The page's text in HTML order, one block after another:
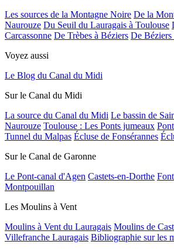
Les sources de la Montagne Noire De la
Naurouze Du Seuil du Lauragais à Toulouse
Carcassonne De Trèbes à Béziers De Béziers
Voyez aussi
Le Blog du Canal du Midi
Sur le Canal du Midi
La source du Canal du Midi Le bassin de
Naurouze Toulouse : Les Ponts jumeaux
Tunnel du Malpas Écluse de Fonsérannes
Sur le Canal de Garonne
Le Pont-canal d'Agen Castets-en-Dorthe
Montpouillan
Les Moulins à Vent
Moulins à Vent du Lauragais Moulins de
Villefranche Lauragais Bibliographie sur les